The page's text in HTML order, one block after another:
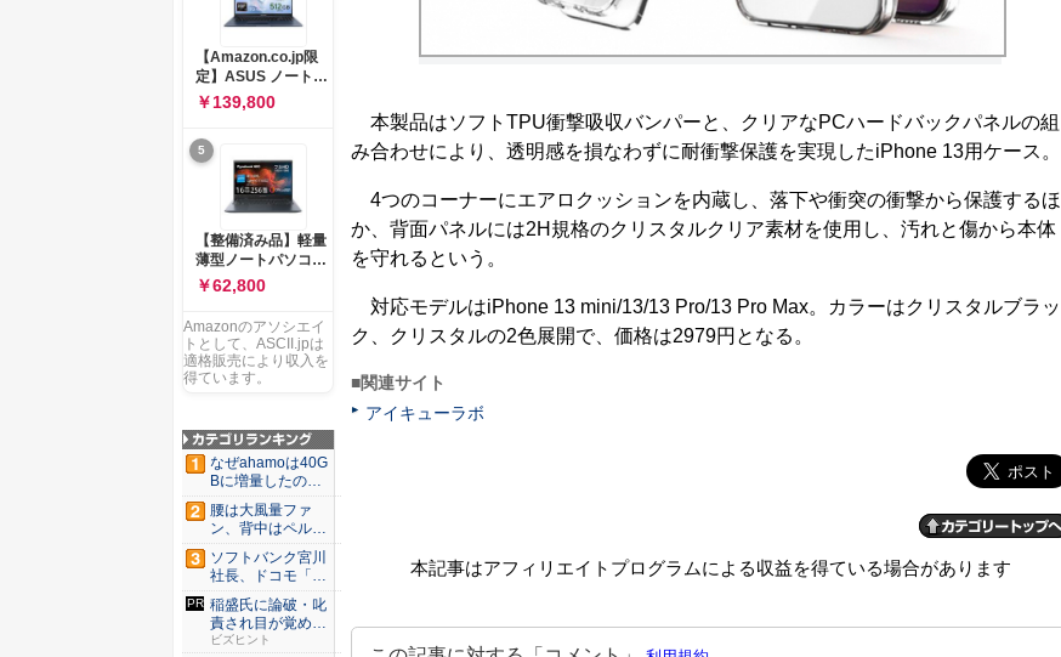
本製品はソフトTPU衝撃吸収バンパーと、クリアなPCハードバックパネルの組
み合わせにより、透明感を損なわずに耐衝撃保護を実現したiPhone 13用ケース。
4つのコーナーにエアロクッションを内蔵し、落下や衝突の衝撃から保護するほ
か、背面パネルには2H規格のクリスタルクリア素材を使用し、汚れと傷から本体
を守れるという。
対応モデルはiPhone 13 mini/13/13 Pro/13 Pro Max。カラーはクリスタルブラッ
ク、クリスタルの2色展開で、価格は2979円となる。
■関連サイト
アイキューラボ
本記事はアフィリエイトプログラムによる収益を得ている場合があります
Microsoft 365 試用
版 Windows11 バッ
テリー駆動12.6時間
重量1.39kg ルナグレ
ー 83K9003JJP ノー
トPC
【Amazon.co.jp限
定】ASUS ノートパ
ソコン Vivobook 15
M1502NAQ 15.6イ
ンチ AMD Ryzen 7
170 メモリ16GB
SSD 512GB
Microsoft 365
Personal (24か月版)
搭載 Windows 11 重
量1.7kg Wi-Fi 6E ク
ワイエットブルー
M1502NAQ-
￥139,800
5
【整備済み品】軽量
薄型ノートパソコン
dynabook G83 ■
13.3型
FHD(1920x1080) -
高性能第11世代Core
i5-1135G7 - メモリ
16GB - SSD 256GB
USB Type-C - MS
Office 2021 - Win11
搭載
￥62,800
Amazonのアソシエイ
トとして、ASCII.jpは
適格販売により収入を
得ています。
なぜahamoは40G
Bに増量したの
か ...
腰は大風量ファ
ン、背中はペルチ
ェ冷却。ダ...
ソフトバンク宮川
社長、ドコモ「ah
amo...
稲盛氏に論破・叱
責され目が覚め
た。経営者...
ビズヒント